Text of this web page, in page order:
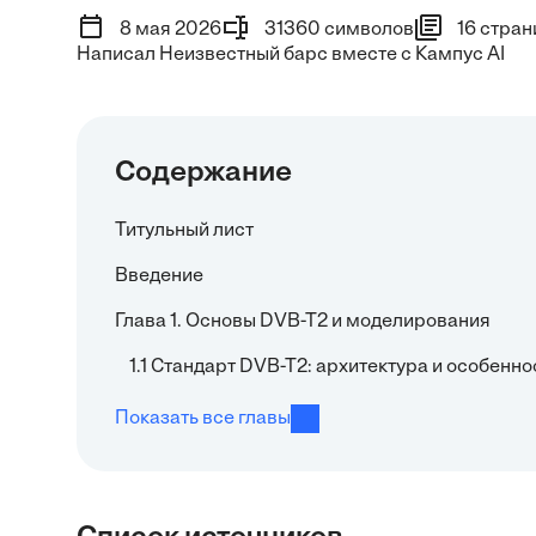
8 мая 2026 31360 символов
16
Написал Неизвестный барс вместе с Кампус AI
Содержание
Титульный лист
Введение
Глава 1. Основы DVB-T2 и моделирования
1.1 Стандарт DVB-T2: архитектура и
Показать все главы